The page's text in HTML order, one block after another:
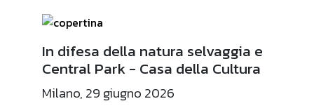
In difesa della natura selvaggia e
Central Park - Casa della Cultura
Milano, 29 giugno 2026